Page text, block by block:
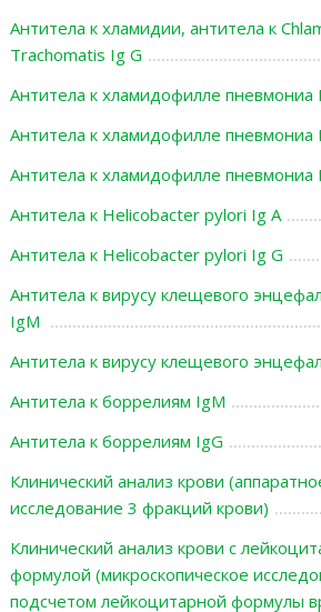
Антитела к хламидии, антитела к
Trachomatis Ig G
Антитела к хламидофилле пневмониа
Антитела к хламидофилле пневмониа
Антитела к хламидофилле пневмониа
Антитела к Helicobacter pylori Ig A
Антитела к Helicobacter pylori Ig G
Антитела к вирусу клещевого
IgМ
Антитела к вирусу клещевого
Антитела к боррелиям IgМ
Антитела к боррелиям IgG
Клинический анализ крови
исследование 3 фракций крови)
Клинический анализ крови с
формулой (микроскопическое
подсчетом лейкоцитарной формулы